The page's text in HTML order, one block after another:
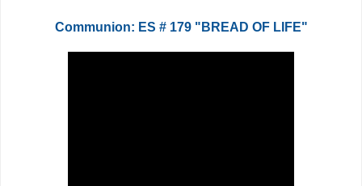
Communion: ES # 179 "BREAD OF LIFE"